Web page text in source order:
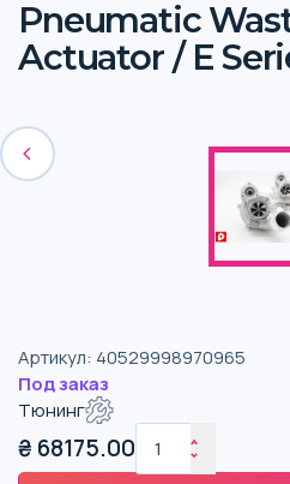
Pneumatic
Actuator / E
Артикул: 40529998970965
Под заказ
Тюнинг
₴ 68175.00